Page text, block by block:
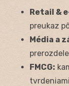
Retail &
preukaz
Média a
FMCG: